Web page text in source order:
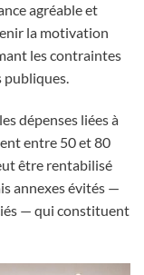
agréable et
la motivation
les contraintes
publiques.
dépenses liées à
entre 50 et 80
être rentabilisé
annexes évités —
— qui constituent